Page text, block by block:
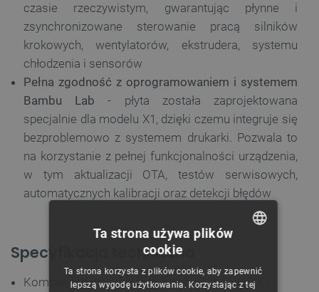
czasie rzeczywistym, gwarantując płynne i
zsynchronizowane sterowanie pracą silników
krokowych, wentylatorów, ekstrudera, systemu
chłodzenia i sensorów
Pełna zgodność z oprogramowaniem i systemem
Bambu Lab - płyta została zaprojektowana
specjalnie dla modelu X1, dzięki czemu integruje się
bezproblemowo z systemem drukarki. Pozwala to
na korzystanie z pełnej funkcjonalności urządzenia,
w tym aktualizacji OTA, testów serwisowych,
automatycznych kalibracji oraz detekcji błędów
Specyfikacja techniczna
Kompatybilność: drukarki Bambu Lab z serii X1
CZECH
Ta strona używa plików
cookie
Ta strona korzysta z plików cookie, aby zapewnić
lepszą wygodę użytkowania. Korzystając z tej